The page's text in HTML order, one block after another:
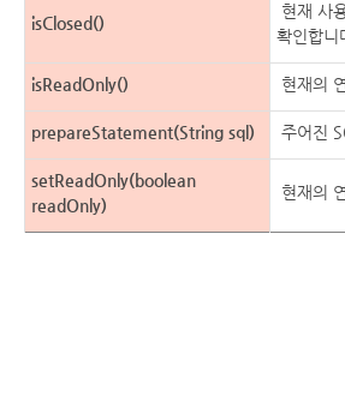
isClosed()
현재 사
확인합니
isReadOnly() 현재의
prepareStatement(String sql) 주어진
setReadOnly(boolean
readOnly)
현재의